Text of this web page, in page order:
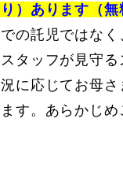
）あります（無
の託児ではな
タッフが見守る
に応じてお母
す。あらかじめ